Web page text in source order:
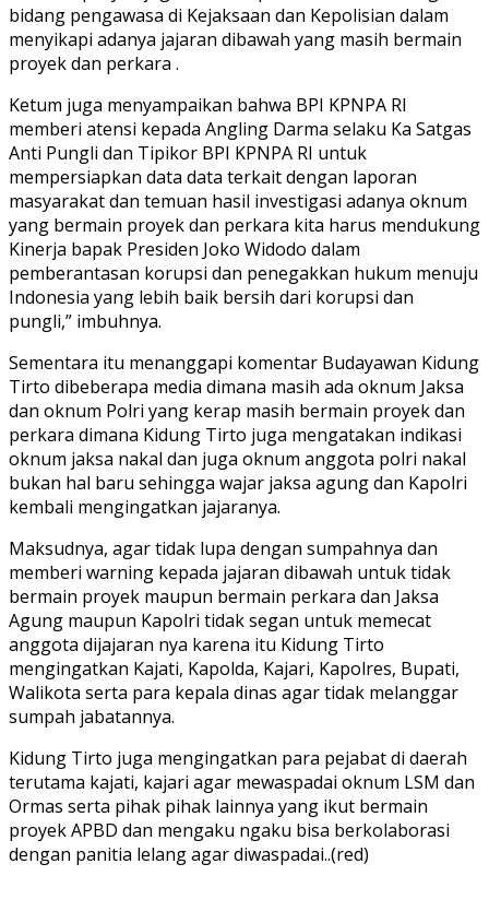
bidang pengawasa di Kejaksaan dan Kepolisian dalam
menyikapi adanya jajaran dibawah yang masih bermain
proyek dan perkara .
Ketum juga menyampaikan bahwa BPI KPNPA RI
memberi atensi kepada Angling Darma selaku Ka Satgas
Anti Pungli dan Tipikor BPI KPNPA RI untuk
mempersiapkan data data terkait dengan laporan
masyarakat dan temuan hasil investigasi adanya oknum
yang bermain proyek dan perkara kita harus mendukung
Kinerja bapak Presiden Joko Widodo dalam
pemberantasan korupsi dan penegakkan hukum menuju
Indonesia yang lebih baik bersih dari korupsi dan
pungli,” imbuhnya.
Sementara itu menanggapi komentar Budayawan Kidung
Tirto dibeberapa media dimana masih ada oknum Jaksa
dan oknum Polri yang kerap masih bermain proyek dan
perkara dimana Kidung Tirto juga mengatakan indikasi
oknum jaksa nakal dan juga oknum anggota polri nakal
bukan hal baru sehingga wajar jaksa agung dan Kapolri
kembali mengingatkan jajaranya.
Maksudnya, agar tidak lupa dengan sumpahnya dan
memberi warning kepada jajaran dibawah untuk tidak
bermain proyek maupun bermain perkara dan Jaksa
Agung maupun Kapolri tidak segan untuk memecat
anggota dijajaran nya karena itu Kidung Tirto
mengingatkan Kajati, Kapolda, Kajari, Kapolres, Bupati,
Walikota serta para kepala dinas agar tidak melanggar
sumpah jabatannya.
Kidung Tirto juga mengingatkan para pejabat di daerah
terutama kajati, kajari agar mewaspadai oknum LSM dan
Ormas serta pihak pihak lainnya yang ikut bermain
proyek APBD dan mengaku ngaku bisa berkolaborasi
dengan panitia lelang agar diwaspadai..(red)